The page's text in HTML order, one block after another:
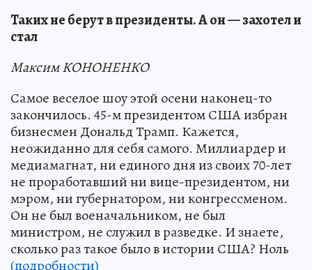
Таких не берут в президенты. А он — захотел и
стал
Максим КОНОНЕНКО
Самое веселое шоу этой осени наконец-то
закончилось. 45-м президентом США избран
бизнесмен Дональд Трамп. Кажется,
неожиданно для себя самого. Миллиардер и
медиамагнат, ни единого дня из своих 70-лет
не проработавший ни вице-президентом, ни
мэром, ни губернатором, ни конгрессменом.
Он не был военачальником, не был
министром, не служил в разведке. И знаете,
сколько раз такое было в истории США? Ноль
(подробности)